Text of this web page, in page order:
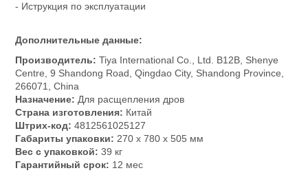
- Иструкция по эксплуатации
Дополнительные данные:
Производитель: Tiya International Co., Ltd. B12B, Shenye
Centre, 9 Shandong Road, Qingdao City, Shandong Province,
266071, China
Назначение: Для расщепления дров
Страна изготовления: Китай
Штрих-код: 4812561025127
Габариты упаковки: 270 x 780 x 505 мм
Вес с упаковкой: 39 кг
Гарантийный срок: 12 мес